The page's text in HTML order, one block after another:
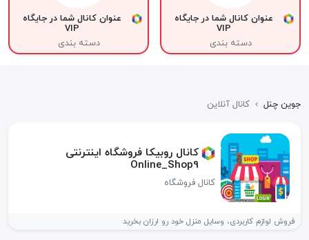
عنوان کانال شما در جایگاه
VIP
دسته بندی
عنوان کانال شما در جایگاه
VIP
دسته بندی
جوین چنل › کانال آنلاین
کانال روبیکا فروشگاه اینترنتی
Online_Shop9
کانال فروشگاه
فروش لوازم کاربردی، وسایل منزل خود رو ارزان بخرید